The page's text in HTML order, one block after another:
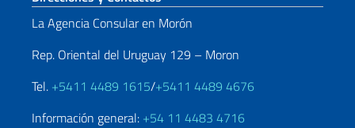
La Agencia Consular en Morón
Rep. Oriental del Uruguay 129 – Moron
Tel. +5411 4489 1615/+5411 4489 4676
Información general: +54 11 4483 4716